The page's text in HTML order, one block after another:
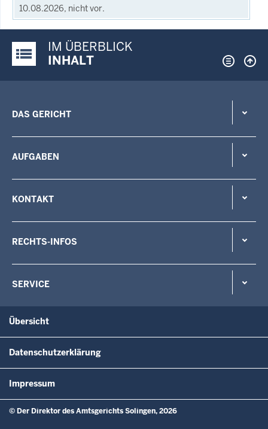
10.08.2026, nicht vor.
Justiz-Portal im Überblick:
IM ÜBERBLICK
INHALT
DAS GERICHT
AUFGABEN
KONTAKT
RECHTS-INFOS
SERVICE
Übersicht
Datenschutzerklärung
Impressum
© Der Direktor des Amtsgerichts Solingen, 2026